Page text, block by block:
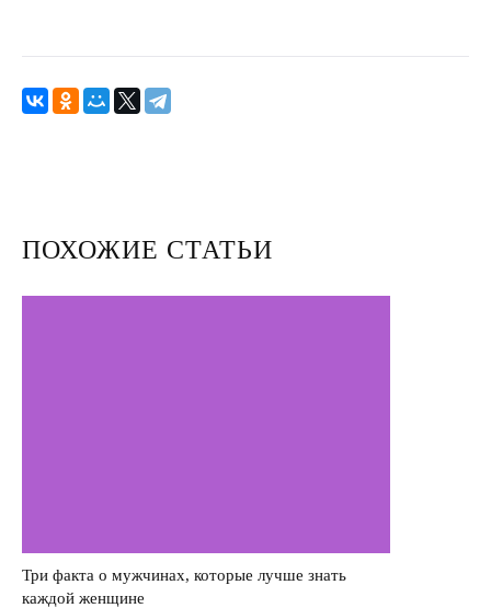
ПОХОЖИЕ СТАТЬИ
Три факта о мужчинах, которые лучше знать
каждой женщине
Насилие в семье